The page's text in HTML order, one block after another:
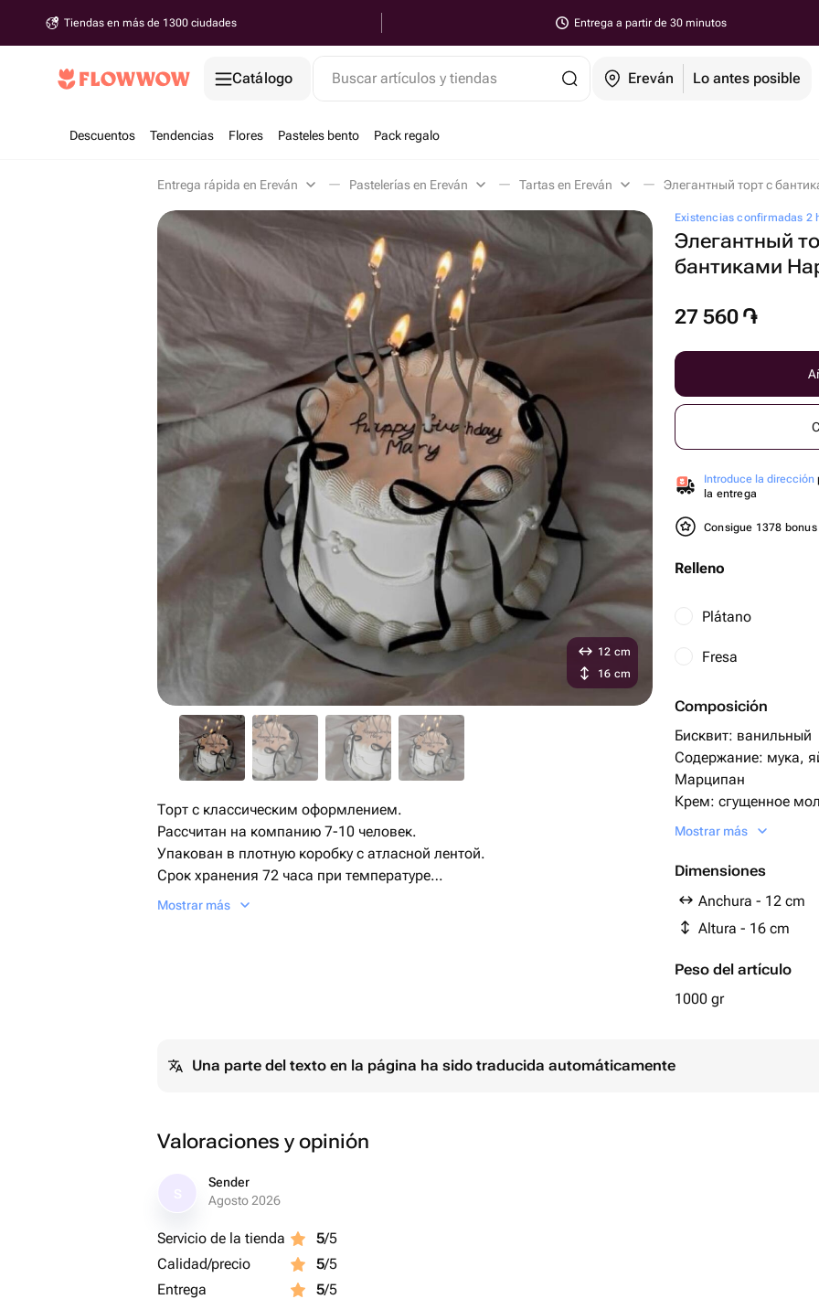
Tiendas en más de 1300 ciudades Entrega a partir de 30 minutos
Catálogo Buscar artículos y tiendas Ereván Lo antes posible
Descuentos Tendencias Flores Pasteles bento Pack regalo
Entrega rápida en Ereván Pastelerías en Ereván Tartas en Ereván Элегантный торт с
Existencias confirmadas 2
Элегантный
бантиками
27 560 ֏
Introduce la dirección
la entrega
Consigue 1378 bonus
Relleno
Plátano
Fresa
Composición
Бисквит: ванильный
Содержание: мука,
Марципан
Крем: сгущенное
Крем снаружи-
комментариях
вафлями
Mostrar más
Dimensiones
Anchura - 12 cm
Altura - 16 cm
Peso del artículo
1000 gr
12 cm
16 cm
Торт с классическим оформлением.
Рассчитан на компанию 7-10 человек.
Упакован в плотную коробку с атласной лентой.
Срок хранения 72 часа при температуре
+2+6.
Mostrar más
Una parte del texto en la página ha sido traducida automáticamente
Valoraciones y opinión
Sender
Agosto 2026
Servicio de la tienda 5/5
Calidad/precio
5/5
Entrega
5/5